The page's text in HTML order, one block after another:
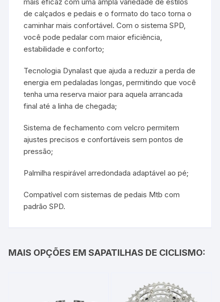
de calçados e pedais e o formato do taco torna o
caminhar mais confortável. Com o sistema SPD,
você pode pedalar com maior eficiência,
estabilidade e conforto;
Tecnologia Dynalast que ajuda a reduzir a perda de
energia em pedaladas longas, permitindo que você
tenha uma reserva maior para aquela arrancada
final até a linha de chegada;
Sistema de fechamento com velcro permitem
ajustes precisos e confortáveis sem pontos de
pressão;
Palmilha respirável arredondada adaptável ao pé;
Compatível com sistemas de pedais Mtb com
padrão SPD.
MAIS OPÇÕES EM SAPATILHAS DE CICLISMO: